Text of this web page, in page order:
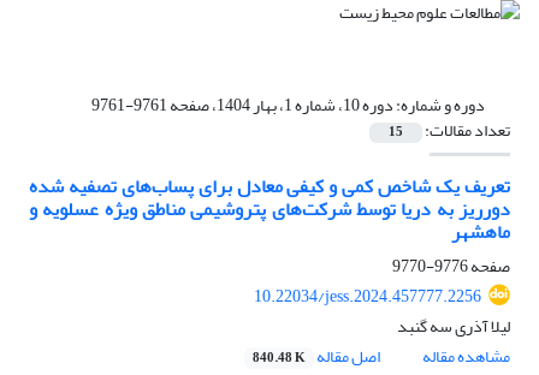
دوره و شماره:دوره 10، شماره 1، بهار 1404، صفحه 9761-9761
تعداد مقالات: 15
تعریف یک شاخص کمی و کیفی معادل برای پساب‌های تصفیه شده
دورریز به دریا توسط شرکت‌های پتروشیمی مناطق ویژه عسلویه و
ماهشهر
صفحه9776-9770
10.22034/jess.2024.457777.2256
لیلا آذری سه گنبد
مشاهده مقاله
اصل مقاله 840.48 K